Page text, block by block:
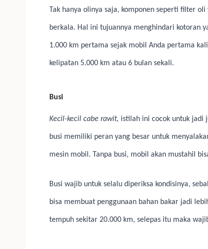
Tak hanya olinya saja, komponen seperti filter
berkala. Hal ini tujuannya menghindari kotoran
1.000 km pertama sejak mobil Anda pertama
kelipatan 5.000 km atau 6 bulan sekali.
Busi
Kecil-kecil cabe rawit, istilah ini cocok untuk jadi
busi memiliki peran yang besar untuk
mesin mobil. Tanpa busi, mobil akan mustahil
Busi wajib untuk selalu diperiksa kondisinya,
bisa membuat penggunaan bahan bakar jadi
tempuh sekitar 20.000 km, selepas itu maka